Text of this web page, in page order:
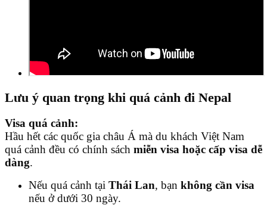
Lưu ý quan trọng khi quá cảnh đi Nepal
Visa quá cảnh:
Hầu hết các quốc gia châu Á mà du khách Việt Nam
quá cảnh đều có chính sách miễn visa hoặc cấp visa dễ
dàng.
Nếu quá cảnh tại Thái Lan, bạn không cần visa
nếu ở dưới 30 ngày.